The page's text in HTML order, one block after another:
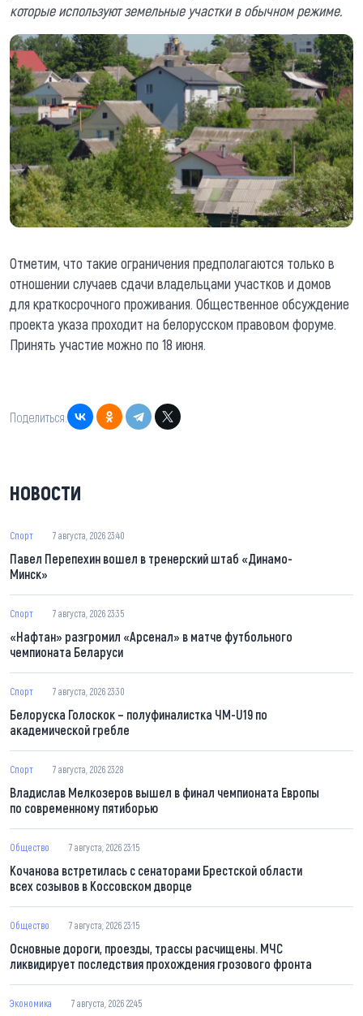
которые используют земельные участки в обычном режиме.
Отметим, что такие ограничения предполагаются только в
отношении случаев сдачи владельцами участков и домов
для краткосрочного проживания. Общественное обсуждение
проекта указа проходит на белорусском правовом форуме.
Принять участие можно по 18 июня.
Поделиться:
НОВОСТИ
Спорт 7 августа, 2026 23:40
Павел Перепехин вошел в тренерский штаб «Динамо-
Минск»
Спорт 7 августа, 2026 23:35
«Нафтан» разгромил «Арсенал» в матче футбольного
чемпионата Беларуси
Спорт 7 августа, 2026 23:30
Белоруска Голоскок – полуфиналистка ЧМ-U19 по
академической гребле
Спорт 7 августа, 2026 23:28
Владислав Мелкозеров вышел в финал чемпионата Европы
по современному пятиборью
Общество 7 августа, 2026 23:15
Кочанова встретилась с сенаторами Брестской области
всех созывов в Коссовском дворце
Общество 7 августа, 2026 23:15
Основные дороги, проезды, трассы расчищены. МЧС
ликвидирует последствия прохождения грозового фронта
Экономика 7 августа, 2026 22:45